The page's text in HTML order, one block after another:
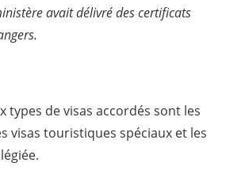
avait délivré des certificats
types de visas accordés sont les
visas touristiques spéciaux et les